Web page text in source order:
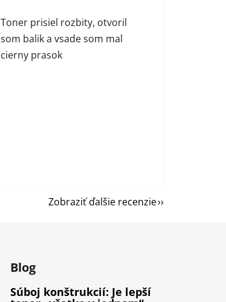
Toner prisiel rozbity, otvoril
som balik a vsade som mal
cierny prasok
Zobraziť ďalšie recenzie
Blog
Súboj konštrukcií: Je lepší